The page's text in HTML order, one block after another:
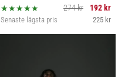
274 kr
192 kr
Senaste lägsta pris 225 kr